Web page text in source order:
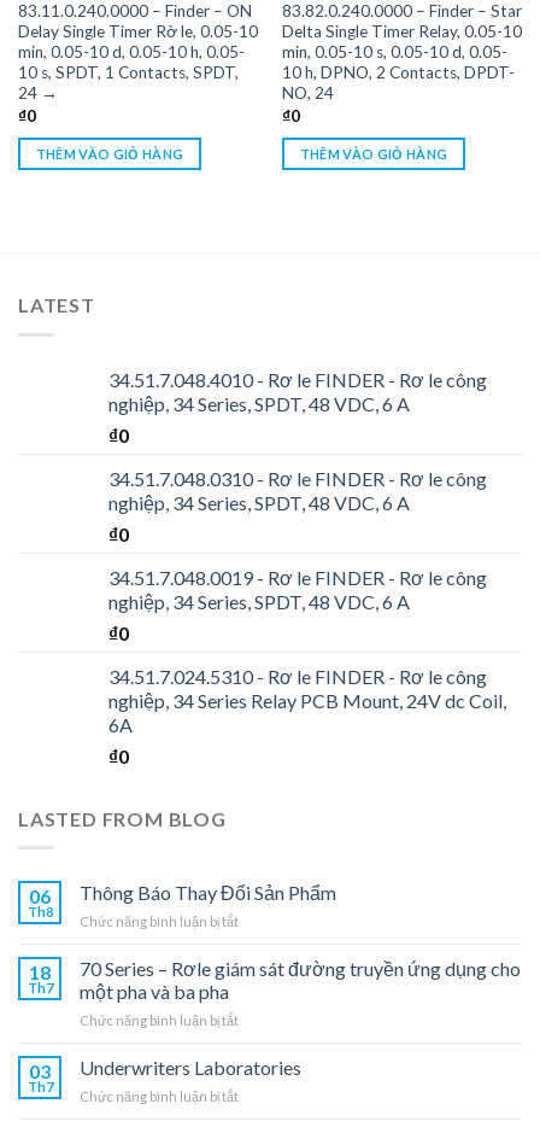
83.11.0.240.0000 – Finder – ON
Delay Single Timer Rờ le, 0.05-10
min, 0.05-10 d, 0.05-10 h, 0.05-
10 s, SPDT, 1 Contacts, SPDT,
24 →
₫0
THÊM VÀO GIỎ HÀNG
83.82.0.240.0000 – Finder – Star
Delta Single Timer Relay, 0.05-10
min, 0.05-10 s, 0.05-10 d, 0.05-
10 h, DPNO, 2 Contacts, DPDT-
NO, 24
₫0
THÊM VÀO GIỎ HÀNG
LATEST
34.51.7.048.4010 - Rơ le FINDER - Rơ le công
nghiệp, 34 Series, SPDT, 48 VDC, 6 A
₫0
34.51.7.048.0310 - Rơ le FINDER - Rơ le công
nghiệp, 34 Series, SPDT, 48 VDC, 6 A
₫0
34.51.7.048.0019 - Rơ le FINDER - Rơ le công
nghiệp, 34 Series, SPDT, 48 VDC, 6 A
₫0
34.51.7.024.5310 - Rơ le FINDER - Rơ le công
nghiệp, 34 Series Relay PCB Mount, 24V dc Coil,
6A
₫0
LASTED FROM BLOG
06
Th8
Thông Báo Thay Đổi Sản Phẩm
Chức năng bình luận bị tắtở
Báo
Sản
18
Th7
70 Series – Rơle giám sát đường truyền ứng dụng cho
một pha và ba pha
Chức năng bình luận bị tắtở
Series
Rơle
03
Th7
Underwriters Laboratories
Chức năng bình luận bị tắtở